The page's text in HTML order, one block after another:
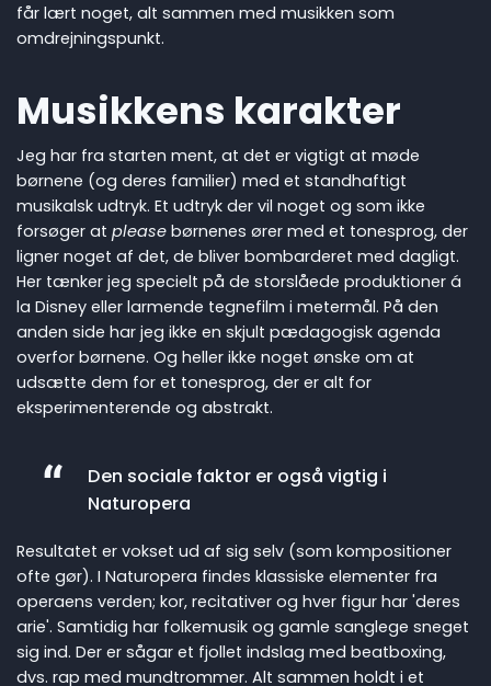
får lært noget, alt sammen med musikken som
omdrejningspunkt.
Musikkens karakter
Jeg har fra starten ment, at det er vigtigt at møde
børnene (og deres familier) med et standhaftigt
musikalsk udtryk. Et udtryk der vil noget og som ikke
forsøger at please børnenes ører med et tonesprog, der
ligner noget af det, de bliver bombarderet med dagligt.
Her tænker jeg specielt på de storslåede produktioner á
la Disney eller larmende tegnefilm i metermål. På den
anden side har jeg ikke en skjult pædagogisk agenda
overfor børnene. Og heller ikke noget ønske om at
udsætte dem for et tonesprog, der er alt for
eksperimenterende og abstrakt.
Den sociale faktor er også vigtig i
Naturopera
Resultatet er vokset ud af sig selv (som kompositioner
ofte gør). I Naturopera findes klassiske elementer fra
operaens verden; kor, recitativer og hver figur har 'deres
arie'. Samtidig har folkemusik og gamle sanglege sneget
sig ind. Der er sågar et fjollet indslag med beatboxing,
dvs. rap med mundtrommer. Alt sammen holdt i et